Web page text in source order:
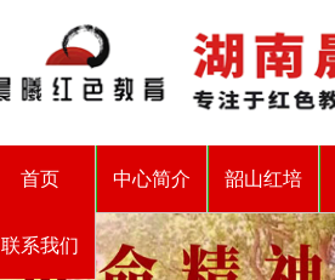
首页 中心简介 韶山红培
联系我们